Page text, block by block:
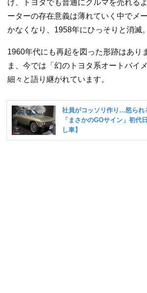
け、トヨタでも普通にクルマを売れる
ーターの存在意義は薄れていく中でメ
かなくなり、1958年にひっそりと消滅。
1960年代にも再起を図った形跡はあり
ま、今では「幻のトヨタ系オートバイ
細々と語り継がれています。